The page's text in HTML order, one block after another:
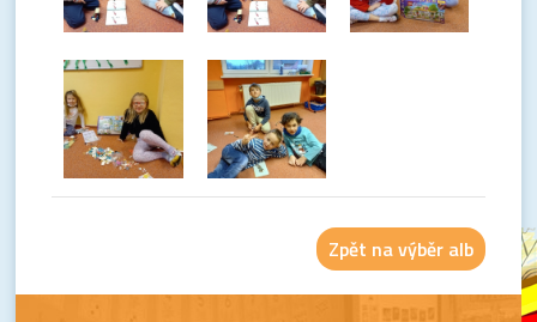
Zpět na výběr alb